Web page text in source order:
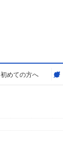
初めての方へ